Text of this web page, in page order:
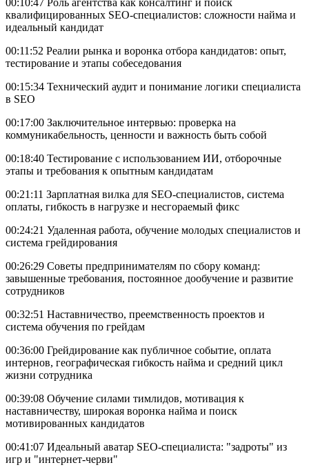
00:10:47 Роль агентства как консалтинг и поиск
квалифицированных SEO-специалистов: сложности найма и
идеальный кандидат
00:11:52 Реалии рынка и воронка отбора кандидатов: опыт,
тестирование и этапы собеседования
00:15:34 Технический аудит и понимание логики специалиста
в SEO
00:17:00 Заключительное интервью: проверка на
коммуникабельность, ценности и важность быть собой
00:18:40 Тестирование с использованием ИИ, отборочные
этапы и требования к опытным кандидатам
00:21:11 Зарплатная вилка для SEO-специалистов, система
оплаты, гибкость в нагрузке и несгораемый фикс
00:24:21 Удаленная работа, обучение молодых специалистов и
система грейдирования
00:26:29 Советы предпринимателям по сбору команд:
завышенные требования, постоянное дообучение и развитие
сотрудников
00:32:51 Наставничество, преемственность проектов и
система обучения по грейдам
00:36:00 Грейдирование как публичное событие, оплата
интернов, географическая гибкость найма и средний цикл
жизни сотрудника
00:39:08 Обучение силами тимлидов, мотивация к
наставничеству, широкая воронка найма и поиск
мотивированных кандидатов
00:41:07 Идеальный аватар SEO-специалиста: "задроты" из
игр и "интернет-черви"